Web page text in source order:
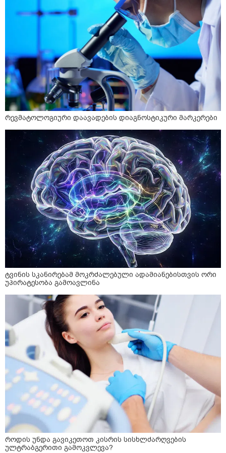
რევმატოლოგიური დაავადების დიაგნოსტიკური მარკერები
ტვინის სკანირებამ მოკრძალებული ადამიანებისთვის ორი
უპირატესობა გამოავლინა
როდის უნდა გავიკეთოთ კისრის სისხლძარღვების
ულტრაბგერითი გამოკვლევა?